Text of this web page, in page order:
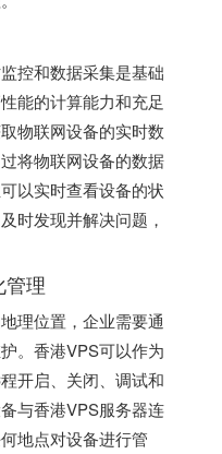
控和数据采集是基础
能的计算能力和充足
物联网设备的实时数
将物联网设备的数据
以实时查看设备的状
时发现并解决问题，
管理
理位置，企业需要通
。香港VPS可以作为
开启、关闭、调试和
与香港VPS服务器连
地点对设备进行管